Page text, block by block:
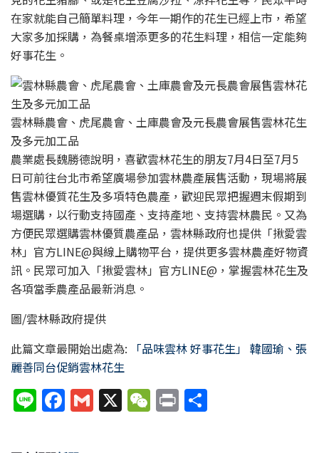
在家就能自己簡單料理，今年一期作的花生已經上市，希望
大家多加採購，為餐桌增添更多的花生料理，相信一定能夠
好事花生。
雲林縣農會、虎尾農會、土庫農會及元長農會展售雲林花生
及多元加工品
農業處長魏勝德說明，喜歡雲林花生的朋友7月4日至7月5
日可前往台北市希望廣場參加雲林農產展售活動，現場將展
售雲林優質花生及多項特色農產，歡迎民眾把握週末假期到
場選購，以行動支持國產、支持產地、支持雲林農民。又為
方便民眾選購雲林優質農產品，雲林縣政府也提供「揪愛雲
林」官方LINE@與線上購物平台，提供更多雲林農產好物資
訊。民眾可加入「揪愛雲林」官方LINE@，掌握雲林花生及
各項當季農產品最新消息。
圖/雲林縣政府提供
此篇文章最開始出處為:
「品味雲林 好事花生」 韓國瑜、張
麗善同台促銷雲林花生
Li
n
e
F
a
c
G
m
X W
e
P
ri